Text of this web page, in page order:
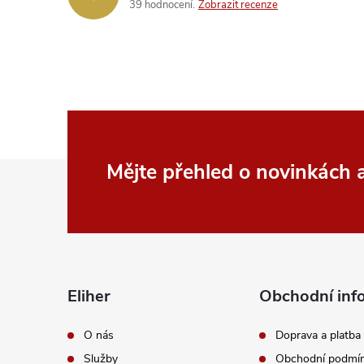
39 hodnocení Zobrazit recenze
Mějte přehled o novinkách
Eliher
O nás
Služby
Obchodní
Doprava a platba
Obchodní